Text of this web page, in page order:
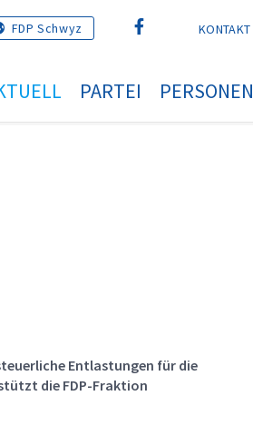
FDP Schwyz KONTAKT
PARTEI PERSONEN
Entlastungen für die
die FDP-Fraktion